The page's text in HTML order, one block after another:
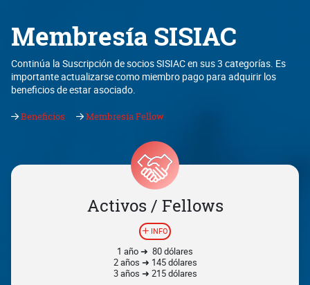
Membresía SISIAC
Continúa la Suscripción de socios SISIAC en sus 3 categorías. Es
importante actualizarse como miembro pago para adquirir los
beneficios de estar asociado.
Beneficios Membresía Fellow
Activos / Fellows
INFO
1 año ➜ 80 dólares
2 años ➜ 145 dólares
3 años ➜ 215 dólares